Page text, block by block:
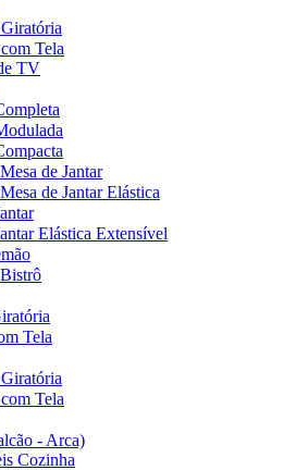
Tela
TV
de Jantar
de Jantar Elástica
Elástica Extensível
Tela
Tela
- Arca)